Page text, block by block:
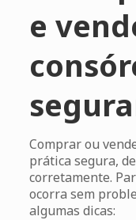
e
Comprar ou
prática segura,
corretamente.
ocorra sem
algumas dicas: